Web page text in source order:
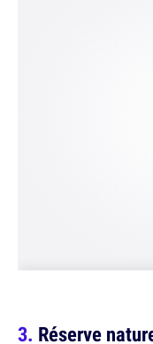
Réserve